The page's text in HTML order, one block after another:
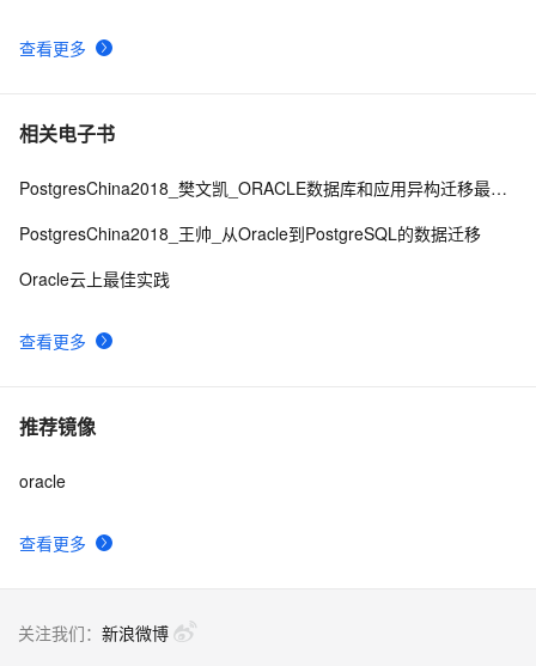
查看更多
相关电子书
查看更多
PostgresChina2018_樊文凯_ORACLE数据库和应用异构迁移最佳实践
PostgresChina2018_王帅_从Oracle到PostgreSQL的数据迁移
Oracle云上最佳实践
推荐镜像
查看更多
oracle
关注我们： 新浪微博